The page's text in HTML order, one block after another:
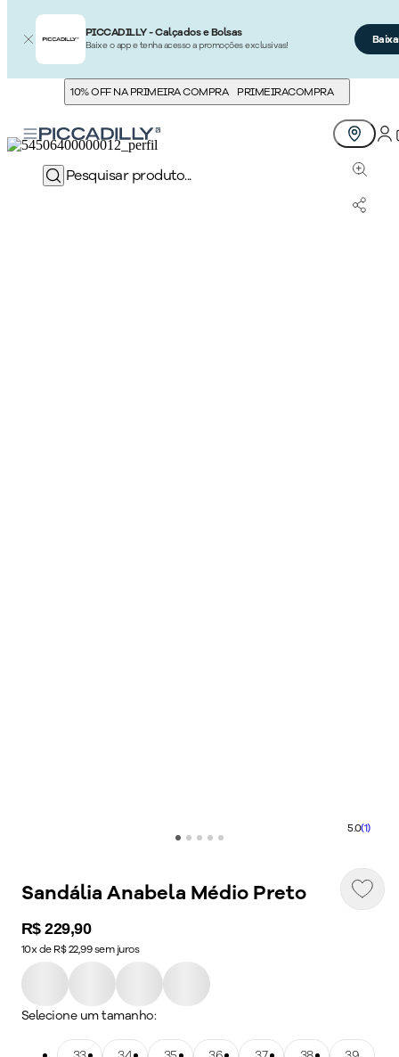
PICCADILLY - Calçados e Bolsas
Baixe o app e tenha acesso a promoções exclusivas!
10% OFF NA PRIMEIRA COMPRA PRIMEIRACOMPRA
5.0(1)
Sandália Anabela Médio Preto
Price:
R$ 229,90
10x de R$ 22,99 sem juros
Selecione um tamanho: